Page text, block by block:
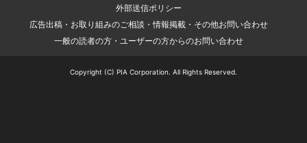
外部送信ポリシー
広告出稿・お取り組みのご相談・情報掲載・その他お問い合わせ
一般の読者の方・ユーザーの方からのお問い合わせ
Copyright (C) PIA Corporation. All Rights Reserved.